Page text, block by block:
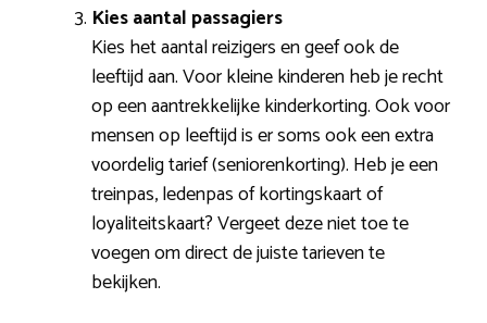
Kies aantal passagiers
Kies het aantal reizigers en geef ook de
leeftijd aan. Voor kleine kinderen heb je recht
op een aantrekkelijke kinderkorting. Ook voor
mensen op leeftijd is er soms ook een extra
voordelig tarief (seniorenkorting). Heb je een
treinpas, ledenpas of kortingskaart of
loyaliteitskaart? Vergeet deze niet toe te
voegen om direct de juiste tarieven te
bekijken.